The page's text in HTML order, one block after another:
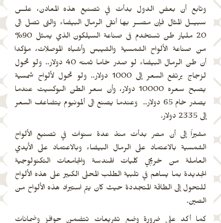
وتابع أن بعض الدول بدأت في تصنيع هذه المعادن، علــى
سبيــل المثال فإن مصــر بها أنقى الرمال البيضاء والتى تصل الى
20 مليار طن تستخدم فى صناعة السيلكون الذي يمثل 90%
من صناعة الألواح الشمسية والشيبس وأشباه الموصلات، مؤكدا
أن طن الرمال البيضاء لو صدر خاما ثمنه 40 دولار.. ولو تحول
لزجاج يرتفع السعر إلى 1000 دولار.. ولو تحول لألواح شمسية
يصبح سعره 10000 دولار، وأن سعر الطن البوكسيت عندما
يصدر خام 65 دولار.. وعندما يصنع الى ألمونيوم يتضاعف السعر
إلى 2335 دولار.
مشيراً إلى أن مصر بدأت منذ عدة سنوات في تصنيع الألواح
الشمسية بالاعتماد على الرمال البيضاء وبالاعتماد على الأيدي
العاملة من خريجي كليات الهندسة والجامعات التكنولوجية
الجديدة بما يساهم في تلبية الطلب المحلى الكبير على هذه الألواح
للتحول إلى الطاقة المتجددة حيث كان يتم استيراد هذه الألواح من
الصين.
كما أكد على ضرورة وضع تشريعات تتضمن حوافز وضمانات